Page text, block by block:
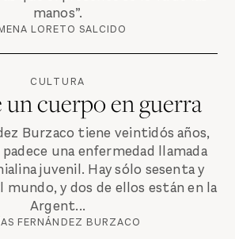
manos”.
LORETO SALCIDO
CULTURA
cuerpo en guerra
Burzaco tiene veintidós años,
una enfermedad llamada
juvenil. Hay sólo sesenta y
mundo, y dos de ellos están en la
Argent...
FERNÁNDEZ BURZACO